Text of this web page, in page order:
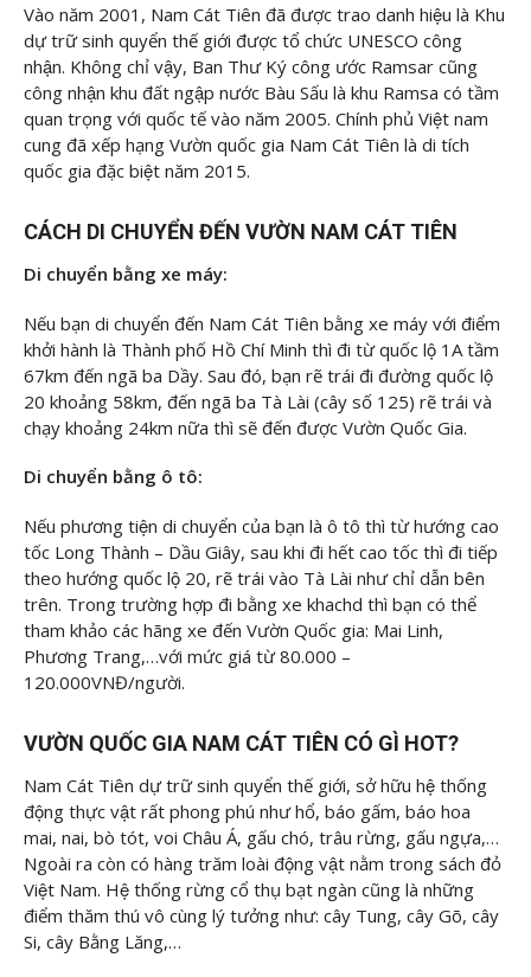
Vào năm 2001, Nam Cát Tiên đã được trao danh hiệu là Khu
dự trữ sinh quyển thế giới được tổ chức UNESCO công
nhận. Không chỉ vậy, Ban Thư Ký công ước Ramsar cũng
công nhận khu đất ngập nước Bàu Sấu là khu Ramsa có tầm
quan trọng với quốc tế vào năm 2005. Chính phủ Việt nam
cung đã xếp hạng Vườn quốc gia Nam Cát Tiên là di tích
quốc gia đặc biệt năm 2015.
CÁCH DI CHUYỂN ĐẾN VƯỜN NAM CÁT TIÊN
Di chuyển bằng xe máy:
Nếu bạn di chuyển đến Nam Cát Tiên bằng xe máy với điểm
khởi hành là Thành phố Hồ Chí Minh thì đi từ quốc lộ 1A tầm
67km đến ngã ba Dầy. Sau đó, bạn rẽ trái đi đường quốc lộ
20 khoảng 58km, đến ngã ba Tà Lài (cây số 125) rẽ trái và
chạy khoảng 24km nữa thì sẽ đến được Vườn Quốc Gia.
Di chuyển bằng ô tô:
Nếu phương tiện di chuyển của bạn là ô tô thì từ hướng cao
tốc Long Thành – Dầu Giây, sau khi đi hết cao tốc thì đi tiếp
theo hướng quốc lộ 20, rẽ trái vào Tà Lài như chỉ dẫn bên
trên. Trong trường hợp đi bằng xe khachd thì bạn có thể
tham khảo các hãng xe đến Vườn Quốc gia: Mai Linh,
Phương Trang,…với mức giá từ 80.000 –
120.000VNĐ/người.
VƯỜN QUỐC GIA NAM CÁT TIÊN CÓ GÌ HOT?
Nam Cát Tiên dự trữ sinh quyển thế giới, sở hữu hệ thống
động thực vật rất phong phú như hổ, báo gấm, báo hoa
mai, nai, bò tót, voi Châu Á, gấu chó, trâu rừng, gấu ngựa,…
Ngoài ra còn có hàng trăm loài động vật nằm trong sách đỏ
Việt Nam. Hệ thống rừng cổ thụ bạt ngàn cũng là những
điểm thăm thú vô cùng lý tưởng như: cây Tung, cây Gõ, cây
Si, cây Bằng Lăng,…